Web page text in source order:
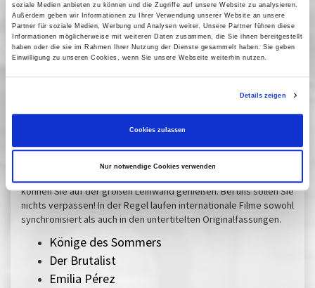
soziale Medien anbieten zu können und die Zugriffe auf unsere Website zu analysieren.
Außerdem geben wir Informationen zu Ihrer Verwendung unserer Website an unsere
Partner für soziale Medien, Werbung und Analysen weiter. Unsere Partner führen diese
Informationen möglicherweise mit weiteren Daten zusammen, die Sie ihnen bereitgestellt
haben oder die sie im Rahmen Ihrer Nutzung der Dienste gesammelt haben. Sie geben
Einwilligung zu unseren Cookies, wenn Sie unsere Webseite weiterhin nutzen.
Details zeigen
Cookies zulassen
Nur notwendige Cookies verwenden
18 Dezember 2024| 17:00
20 Dezember 2024| 17:00
21 Dezember 2024| 21:00
27 Dezember 2024| 19:00
28 Dezember 2024| 21:15
Ausgesuchte aktuelle Filme, die durch die immer schnellere
können Sie auf der großen Leinwand genießen. Bei uns sollen Sie
nichts verpassen! In der Regel laufen internationale Filme sowohl
synchronisiert als auch in den untertitelten Originalfassungen.
Könige des Sommers
Der Brutalist
Emilia Pérez